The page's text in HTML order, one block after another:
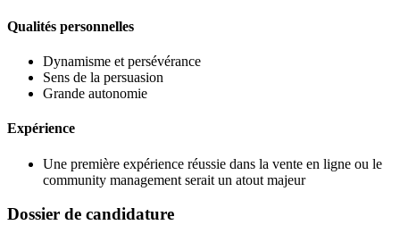
Qualités personnelles
Dynamisme et persévérance
Sens de la persuasion
Grande autonomie
Expérience
Une première expérience réussie dans la vente en ligne ou le
community management serait un atout majeur
Dossier de candidature